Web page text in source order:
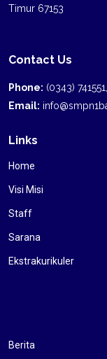
Timur 67153
Contact Us
Phone: (0343)
Email:
Links
Home
Visi Misi
Staff
Sarana
Ekstrakurikuler
Berita